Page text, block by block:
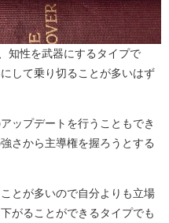
知性を武器にするタイプで
して乗り切ることが多いはず
ップデートを行うこともでき
さから主導権を握ろうとする
とが多いので自分よりも立場
がることができるタイプでも